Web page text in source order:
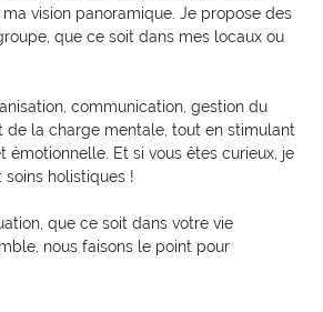
vision panoramique. Je propose des
que ce soit dans mes locaux ou
communication, gestion du
la charge mentale, tout en stimulant
Et si vous êtes curieux, je
holistiques !
que ce soit dans votre vie
nous faisons le point pour